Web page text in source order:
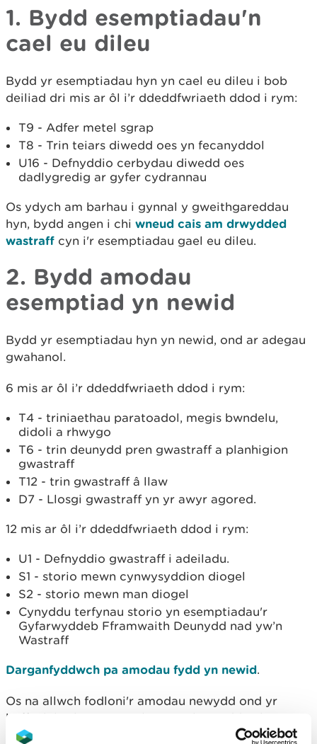
1. Bydd esemptiadau'n
cael eu dileu
Bydd yr esemptiadau hyn yn cael eu dileu i bob
deiliad dri mis ar ôl i’r ddeddfwriaeth ddod i rym:
T9 - Adfer metel sgrap
T8 - Trin teiars diwedd oes yn fecanyddol
U16 - Defnyddio cerbydau diwedd oes
dadlygredig ar gyfer cydrannau
Os ydych am barhau i gynnal y gweithgareddau
hyn, bydd angen i chi wneud cais am drwydded
wastraff cyn i'r esemptiadau gael eu dileu.
2. Bydd amodau
esemptiad yn newid
Bydd yr esemptiadau hyn yn newid, ond ar adegau
gwahanol.
6 mis ar ôl i’r ddeddfwriaeth ddod i rym:
T4 - triniaethau paratoadol, megis bwndelu,
didoli a rhwygo
T6 - trin deunydd pren gwastraff a planhigion
gwastraff
T12 - trin gwastraff â llaw
D7 - Llosgi gwastraff yn yr awyr agored.
12 mis ar ôl i’r ddeddfwriaeth ddod i rym:
U1 - Defnyddio gwastraff i adeiladu.
S1 - storio mewn cynwysyddion diogel
S2 - storio mewn man diogel
Cynyddu terfynau storio yn esemptiadau'r
Gyfarwyddeb Fframwaith Deunydd nad yw’n
Wastraff
Darganfyddwch pa amodau fydd yn newid.
Os na allwch fodloni'r amodau newydd ond yr
hoffech barhau i gynnal y gweithgareddau hyn,
bydd angen i chi
wneud cais am drwyddedcyn i